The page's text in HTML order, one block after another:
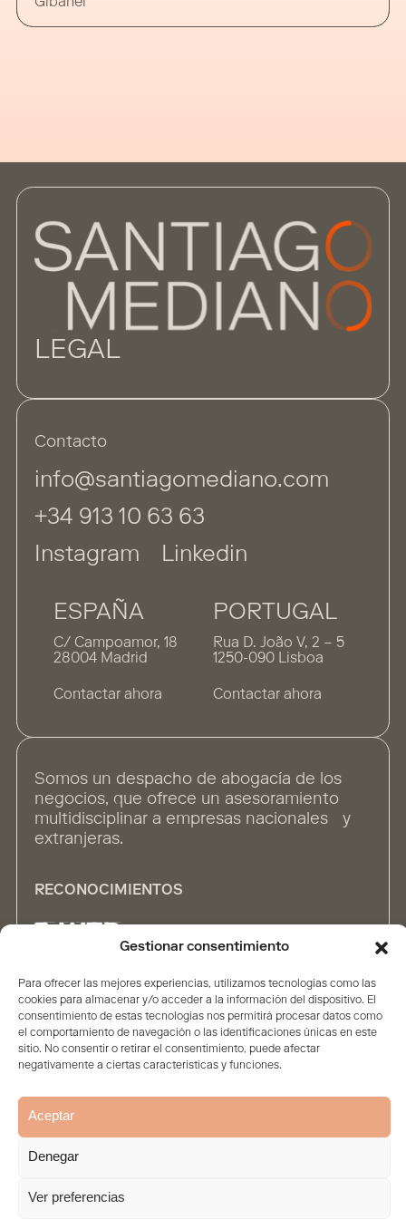
Gestionar consentimiento
Para ofrecer las mejores experiencias, utilizamos tecnologías como las
cookies para almacenar y/o acceder a la información del dispositivo. El
consentimiento de estas tecnologías nos permitirá procesar datos como
el comportamiento de navegación o las identificaciones únicas en este
sitio. No consentir o retirar el consentimiento, puede afectar
negativamente a ciertas características y funciones.
Aceptar
Denegar
Ver preferencias
Administración de Justicia introdujo por
primera vez la comúnmente denominada
Contacto
info@santiagomediano.com
+34 913 10 63 63
Instagram
Linkedin
ESPAÑA
C/ Campoamor, 18
28004 Madrid
Contactar ahora
PORTUGAL
Rua D. João V, 2 – 5
1250-090 Lisboa
Contactar ahora
LEGAL
Somos un despacho de abogacía de los
negocios, que ofrece un asesoramiento
multidisciplinar a empresas nacionales y
extranjeras.
RECONOCIMIENTOS
ALIANZAS
Aviso legal